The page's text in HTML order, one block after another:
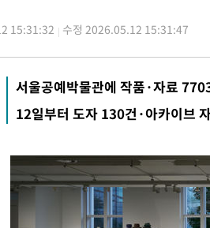
간섭에 합의 지연"…트럼프, '이란 호르무즈
보]산업장관 "李정부, 원전 반대 안해…안정
보]경찰, '홍명보 선임 논란' 대한축구협회·
[속보]합참 "北 발사체는 단거리탄도미사일…
日방위성, 北이 동해로 쏜 발사체는 탄도미사일
[속보]합참 "북, 동해상으로 미상 발사체 발사"
'낮 최고 39도' 불볕더위…한밤 열대야도 계
[속보]7~9일 프로야구 3연전도 폭염 취소…11
15:31:32 수정 2026.05.12 15:31:47
서울공예박물관에 작품·자료
12일부터 도자 130건·아카이브